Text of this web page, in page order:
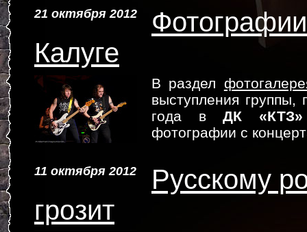
21 октября 2012
Калуге
В раздел
выступления
года вДК «КТЗ»
фотографии с
11 октября 2012
Русскому
грозит